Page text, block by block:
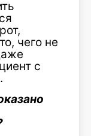
чего не
с